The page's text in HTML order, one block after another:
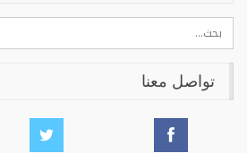
تواصل معنا